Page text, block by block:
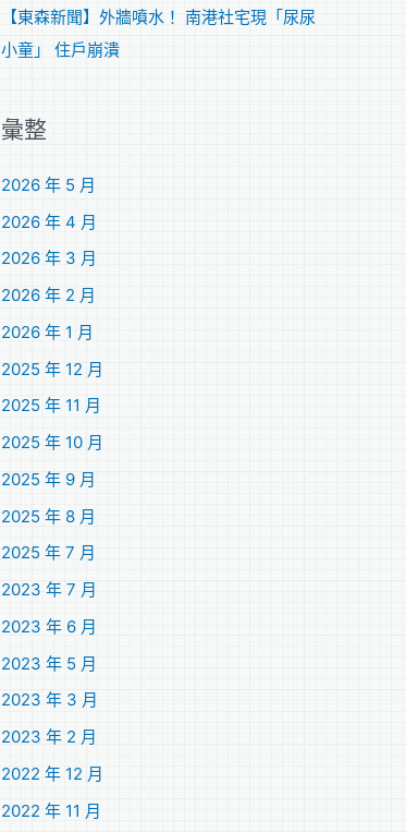
【東森新聞】外牆噴水！ 南港社宅現「尿尿
小童」 住戶崩潰
彙整
2026 年 5 月
2026 年 4 月
2026 年 3 月
2026 年 2 月
2026 年 1 月
2025 年 12 月
2025 年 11 月
2025 年 10 月
2025 年 9 月
2025 年 8 月
2025 年 7 月
2023 年 7 月
2023 年 6 月
2023 年 5 月
2023 年 3 月
2023 年 2 月
2022 年 12 月
2022 年 11 月